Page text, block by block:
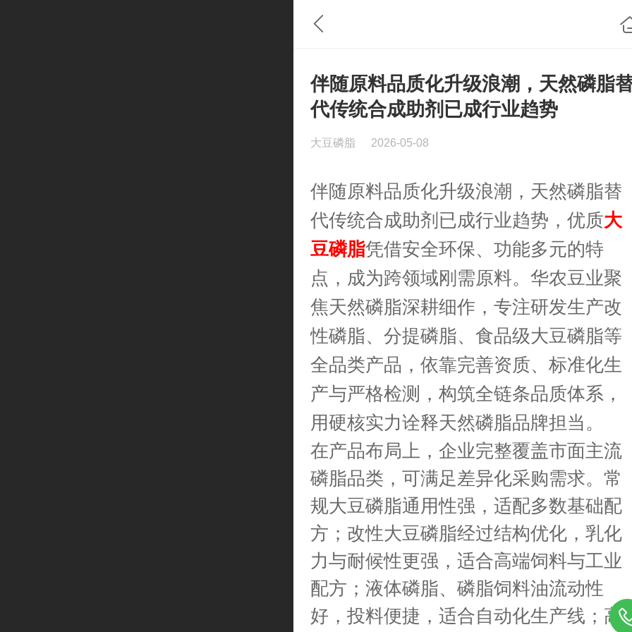
伴随原料品质化升级浪潮，天然磷脂
代传统合成助剂已成行业趋势
大豆磷脂 2026-05-08
伴随原料品质化升级浪潮，天然磷脂替
代传统合成助剂已成行业趋势，优质大
豆磷脂凭借安全环保、功能多元的特
点，成为跨领域刚需原料。华农豆业聚
焦天然磷脂深耕细作，专注研发生产改
性磷脂、分提磷脂、食品级大豆磷脂等
全品类产品，依靠完善资质、标准化生
产与严格检测，构筑全链条品质体系，
用硬核实力诠释天然磷脂品牌担当。
在产品布局上，企业完整覆盖市面主流
磷脂品类，可满足差异化采购需求。常
规大豆磷脂通用性强，适配多数基础配
方；改性大豆磷脂经过结构优化，乳化
力与耐候性更强，适合高端饲料与工业
配方；液体磷脂、磷脂饲料油流动性
好，投料便捷，适合自动化生产线；高